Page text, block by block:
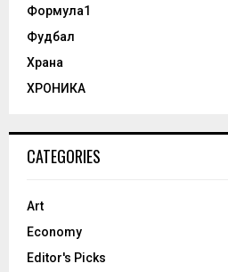
Формула1
Фудбал
Храна
ХРОНИКА
CATEGORIES
Art
Economy
Editor's Picks